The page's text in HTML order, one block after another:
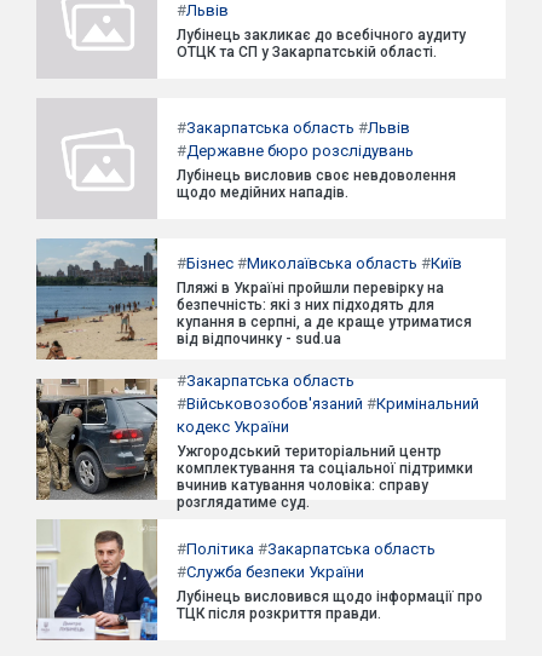
#Львів
Лубінець закликає до всебічного аудиту
ОТЦК та СП у Закарпатській області.
#Закарпатська область #Львів
#Державне бюро розслідувань
Лубінець висловив своє невдоволення
щодо медійних нападів.
#Бізнес #Миколаївська область #Київ
Пляжі в Україні пройшли перевірку на
безпечність: які з них підходять для
купання в серпні, а де краще утриматися
від відпочинку - sud.ua
#Закарпатська область
#Військовозобов'язаний #Кримінальний
кодекс України
Ужгородський територіальний центр
комплектування та соціальної підтримки
вчинив катування чоловіка: справу
розглядатиме суд.
#Політика #Закарпатська область
#Служба безпеки України
Лубінець висловився щодо інформації про
ТЦК після розкриття правди.